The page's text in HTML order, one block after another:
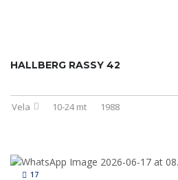
HALLBERG RASSY 42
Vela 10-24 mt 1988
17